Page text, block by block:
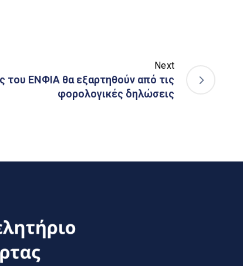
Next
του ΕΝΦΙΑ θα εξαρτηθούν από τις
φορολογικές δηλώσεις